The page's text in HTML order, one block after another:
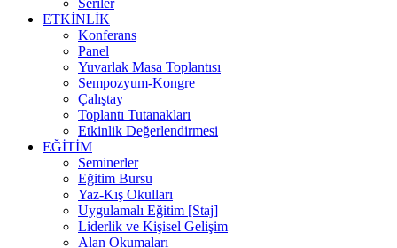
Seriler
ETKİNLİK
Konferans
Panel
Yuvarlak Masa Toplantısı
Sempozyum-Kongre
Çalıştay
Toplantı Tutanakları
Etkinlik Değerlendirmesi
EĞİTİM
Seminerler
Eğitim Bursu
Yaz-Kış Okulları
Uygulamalı Eğitim [Staj]
Liderlik ve Kişisel Gelişim
Alan Okumaları